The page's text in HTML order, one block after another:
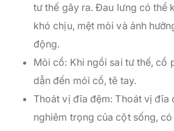
tư thế gây ra. Đau lưng có thể
khó chịu, mệt mỏi và ảnh
động.
Mỏi cổ: Khi ngồi sai tư thế, cổ
dẫn đến mỏi cổ, tê tay.
Thoát vị đĩa đệm: Thoát vị đĩa
nghiêm trọng của cột sống,